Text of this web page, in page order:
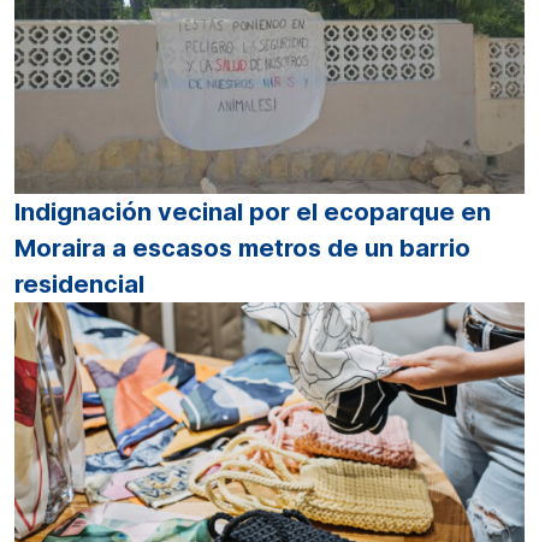
Indignación vecinal por el ecoparque en
Moraira a escasos metros de un barrio
residencial